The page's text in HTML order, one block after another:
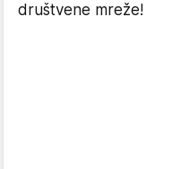
društvene mreže!